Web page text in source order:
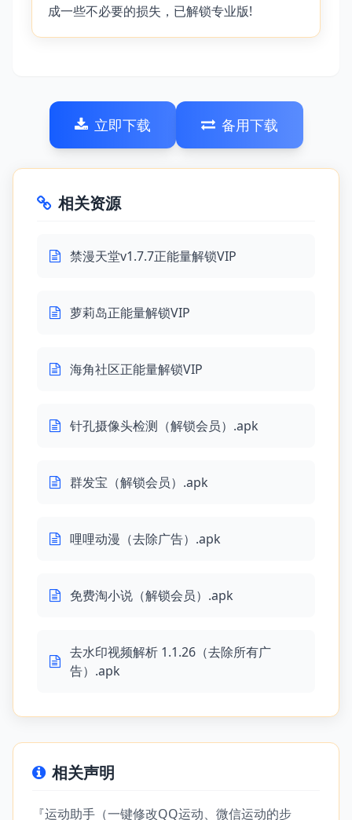
成一些不必要的损失，已解锁专业版!
立即下载 备用下载
相关资源
禁漫天堂v1.7.7正能量解锁VIP
萝莉岛正能量解锁VIP
海角社区正能量解锁VIP
针孔摄像头检测（解锁会员）.apk
群发宝（解锁会员）.apk
哩哩动漫（去除广告）.apk
免费淘小说（解锁会员）.apk
去水印视频解析 1.1.26（去除所有广
告）.apk
相关声明
『运动助手（一键修改QQ运动、微信运动的步